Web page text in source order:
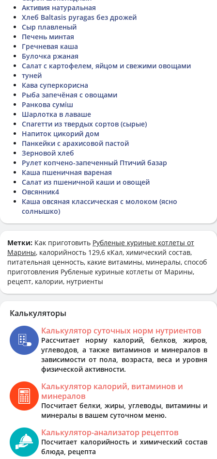
Активия натуральная
Хлеб Baltasis pyragas без дрожей
Сыр плавленый
Печень минтая
Гречневая каша
Булочка ржаная
Салат с картофелем, яйцом и свежими овощами
туней
Кава суперкорисна
Рыба запечёная с овощами
Ранкова суміш
Шарлотка в лаваше
Спагетти из твердых сортов (сырые)
Напиток цикорий дом
Панкейки с арахисовой пастой
Зерновой хлеб
Рулет копчено-запеченный Птичий базар
Каша пшеничная вареная
Салат из пшеничной каши и овощей
Овсянник4
Каша овсяная классическая с молоком (ясно
солнышко)
Метки: Как приготовить Рубленые куриные котлеты от
Марины, калорийность 129,6 кКал, химический состав,
питательная ценность, какие витамины, минералы, способ
приготовления Рубленые куриные котлеты от Марины,
рецепт, калории, нутриенты
Калькуляторы
Калькулятор суточных норм нутриентов
Рассчитает норму калорий, белков, жиров,
углеводов, а также витаминов и минералов в
зависимости от пола, возраста, веса и уровня
физической активности.
Калькулятор калорий, витаминов и
минералов
Посчитает белки, жиры, углеводы, витамины и
минералы в вашем суточном меню.
Калькулятор-анализатор рецептов
Посчитает калорийность и химический состав
блюда, рецепта